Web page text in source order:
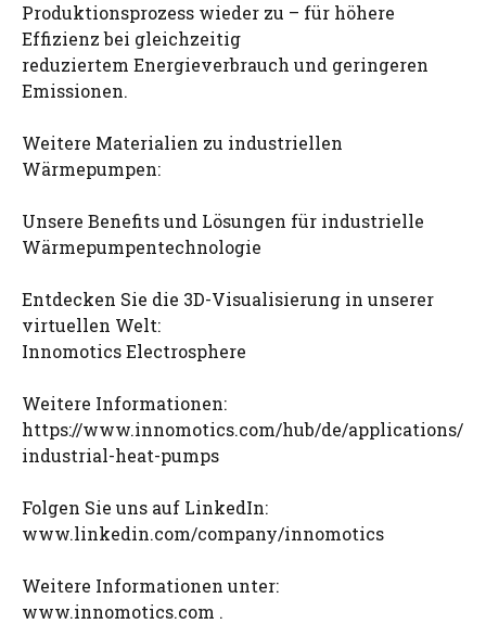
Produktionsprozess wieder zu – für höhere
Effizienz bei gleichzeitig
reduziertem Energieverbrauch und geringeren
Emissionen.
Weitere Materialien zu industriellen
Wärmepumpen:
Unsere Benefits und Lösungen für industrielle
Wärmepumpentechnologie
Entdecken Sie die 3D-Visualisierung in unserer
virtuellen Welt:
Innomotics Electrosphere
Weitere Informationen:
https://www.innomotics.com/hub/de/applications/
industrial-heat-pumps
Folgen Sie uns auf LinkedIn:
www.linkedin.com/company/innomotics
Weitere Informationen unter:
www.innomotics.com .